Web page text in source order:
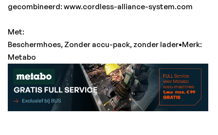
gecombineerd: www.cordless-alliance-system.com
Met:
Beschermhoes, Zonder accu-pack, zonder lader•Merk:
Metabo